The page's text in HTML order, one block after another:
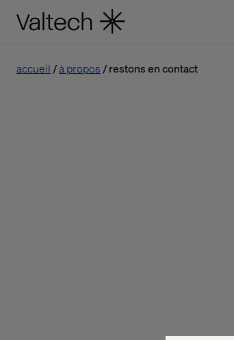
accueil à propos restons en contact